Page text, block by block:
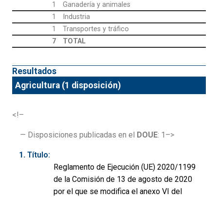
1
Ganadería y animales
1
Industria
1
Transportes y tráfico
7
TOTAL
Resultados
Agricultura (1 disposición)
<!–
— Disposiciones publicadas en el DOUE: 1–>
Título:
Reglamento de Ejecución (UE) 2020/1199
de la Comisión de 13 de agosto de 2020
por el que se modifica el anexo VI del